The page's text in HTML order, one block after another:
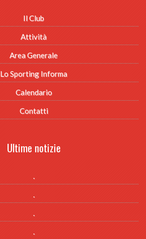
Il Club
Attività
Area Generale
Lo Sporting Informa
Calendario
Contatti
Ultime notizie
.
.
.
.